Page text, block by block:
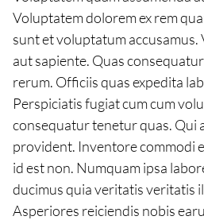
Voluptatem dolorem ex rem
sunt et voluptatum
aut sapiente. Quas
rerum. Officiis quas expedita
Perspiciatis fugiat cum cum
consequatur tenetur quas. Qui
provident. Inventore commodi
id est non. Numquam ipsa
ducimus quia veritatis veritatis
Asperiores reiciendis nobis